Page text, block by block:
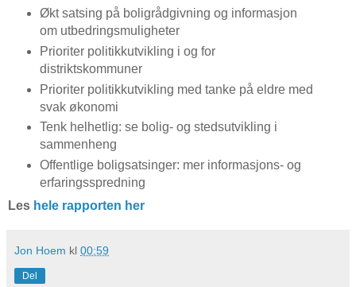
Økt satsing på boligrådgivning og informasjon
om utbedringsmuligheter
Prioriter politikkutvikling i og for
distriktskommuner
Prioriter politikkutvikling med tanke på eldre med
svak økonomi
Tenk helhetlig: se bolig- og stedsutvikling i
sammenheng
Offentlige boligsatsinger: mer informasjons- og
erfaringsspredning
Les hele rapporten her
Jon Hoem kl 00:59
Del